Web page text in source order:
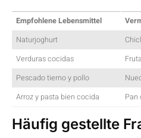
Empfohlene Lebensmittel
Naturjoghurt
Verduras cocidas
Pescado tierno y pollo
Arroz y ⁢pasta bien ⁤cocida
Pan
Häufig gestellte